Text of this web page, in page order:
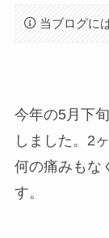
当ブログに
今年の5月下
しました。2
何の痛みもな
す。